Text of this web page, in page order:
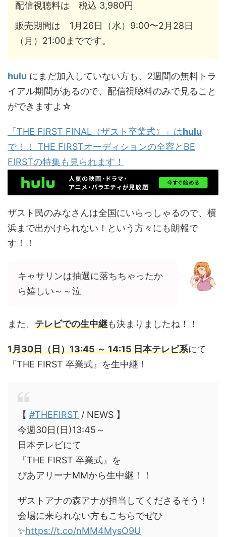
配信視聴料は 税込 3,980円
販売期間は 1月26日（水）9:00〜2月28日
（月）21:00までです。
hulu にまだ加入していない方も、2週間の無料トラ
イアル期間があるので、配信視聴料のみで見ること
ができますよ☆
「THE FIRST FINAL（ザスト卒業式）」はhulu
で！！ THE FIRSTオーディションの全容とBE
FIRSTの特集も見られます！
ザスト民のみなさんは全国にいらっしゃるので、横
浜まで出かけられない！という方々にも朗報で
す！！
キャサリンは抽選に落ちちゃったか
ら嬉しい～～泣
また、 テレビでの生中継も決まりましたね！！
1月30日（日）13:45 ～ 14:15 日本テレビ系にて
『THE FIRST 卒業式』を生中継！
【 #THEFIRST / NEWS 】
今週30日(日)13:45～
日本テレビにて
『THE FIRST 卒業式』を
ぴあアリーナMMから生中継！！
ザストアナの森アナが担当してくださるそう！
会場に来られない方もこちらでぜひ
✨https://t.co/nMM4MysO9U